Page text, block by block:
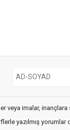
veya imalar, inançlara
yazılmış yorumlar